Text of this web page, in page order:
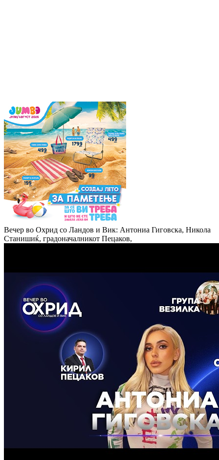
Вечер во Охрид со Ландов и Вик: Антониа Гиговска, Никола
Станишиќ, градоначалникот Пецаков,